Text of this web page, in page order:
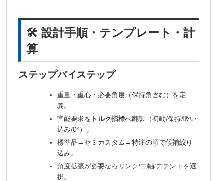
🛠️ 設計手順・テンプレート・計
算
ステップバイステップ
重量・重心・必要角度（保持角含む）を定
義。
官能要求を トルク指標へ翻訳（初動/保持/吸い
込み/0°）。
標準品→セミカスタム→特注の順で候補絞り
込み。
角度拡張が必要ならリンク/二軸/デテントを選
択。